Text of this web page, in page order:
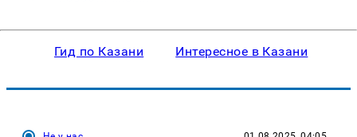
Гид по Казани Интересное в Казани